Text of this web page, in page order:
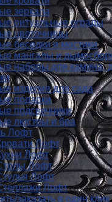
зеркала
ритуальные ограды
цветочницы
беседки и мостики
мангалы и
наборы для камина,
изделия для сада
подарки
подсвечники
люстры и бра
Лофт
Лофт
Лофт
Лофт
Лофт
Лофт
заказать в один клик